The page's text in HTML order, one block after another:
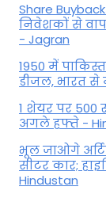
Share
निवेशकों से
- Jagran
1950 में
डीजल, भारत से
1 शेयर पर 500
अगले हफ्ते -
भूल जाओगे
सीटर कार;
Hindustan